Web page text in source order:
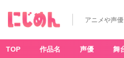
アニメや声
TOP 作品名 声優 舞